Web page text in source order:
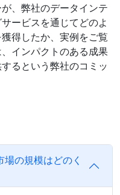
、弊社のデータインテ
ービスを通じてどのよ
得したか、実例をご覧
インパクトのある成果
るという弊社のコミッ
の規模はどのく